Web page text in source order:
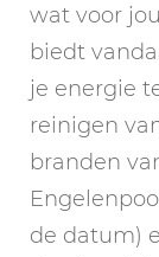
wat voor
biedt
je energie
reinigen
branden
de datum)